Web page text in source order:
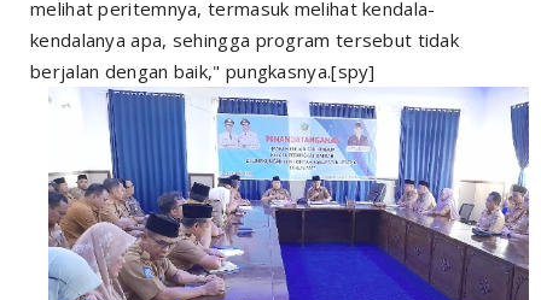
melihat peritemnya, termasuk melihat kendala-
kendalanya apa, sehingga program tersebut tidak
berjalan dengan baik," pungkasnya.[spy]